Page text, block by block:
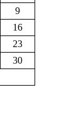
9
16
23
30